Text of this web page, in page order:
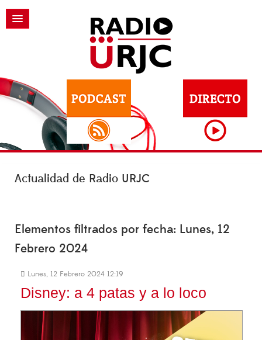
Actualidad de Radio URJC
Elementos filtrados por fecha: Lunes, 12
Febrero 2024
Lunes, 12 Febrero 2024 12:19
Disney: a 4 patas y a lo loco